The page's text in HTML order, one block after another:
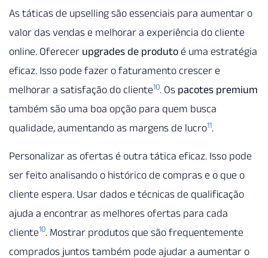
As táticas de upselling são essenciais para aumentar o
valor das vendas e melhorar a experiência do cliente
online. Oferecer upgrades de produto é uma estratégia
eficaz. Isso pode fazer o faturamento crescer e
melhorar a satisfação do cliente10. Os pacotes premium
também são uma boa opção para quem busca
qualidade, aumentando as margens de lucro11.
Personalizar as ofertas é outra tática eficaz. Isso pode
ser feito analisando o histórico de compras e o que o
cliente espera. Usar dados e técnicas de qualificação
ajuda a encontrar as melhores ofertas para cada
cliente10. Mostrar produtos que são frequentemente
comprados juntos também pode ajudar a aumentar o